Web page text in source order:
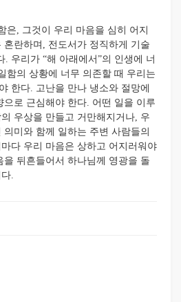
, 그것이 우리 마음을 심히 어지
혼란하며, 전도서가 정직하게 기술
우리가 “해 아래에서”의 인생에 너
함의 상황에 너무 의존할 때 우리는
한다. 고난을 만나 냉소와 절망에
으로 근심해야 한다. 어떤 일을 이루
우상을 만들고 거만해지거나, 우
미와 함께 일하는 주변 사람들의
다 우리 마음은 상하고 어지러워야
을 뒤흔들어서 하나님께 영광을 돌
.